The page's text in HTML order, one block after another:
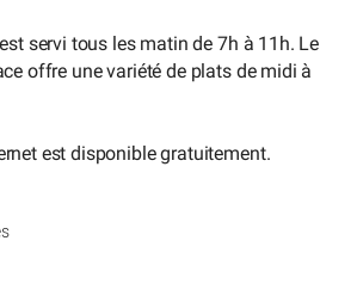
servi tous les matin de 7h à 11h. Le
offre une variété de plats de midi à
est disponible gratuitement.